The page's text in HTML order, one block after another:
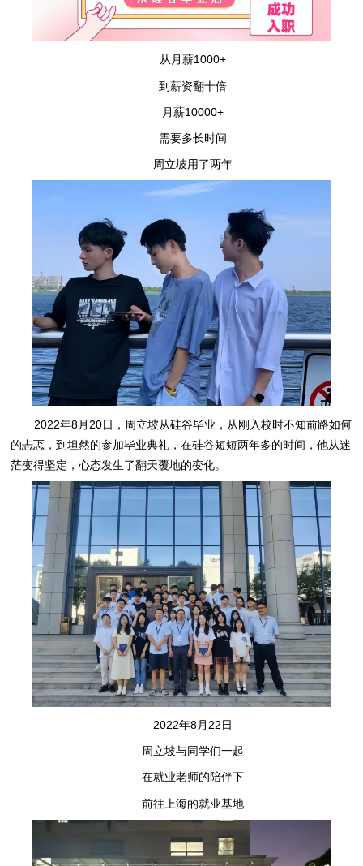
从月薪1000+
到薪资翻十倍
月薪10000+
需要多长时间
周立坡用了两年
2022年8月20日，周立坡从硅谷毕业，从刚入校时不知前路如何
的忐忑，到坦然的参加毕业典礼，在硅谷短短两年多的时间，他从迷
茫变得坚定，心态发生了翻天覆地的变化。
2022年8月22日
周立坡与同学们一起
在就业老师的陪伴下
前往上海的就业基地